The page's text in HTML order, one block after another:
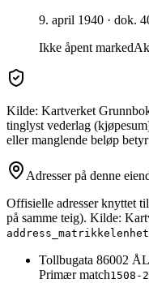
9. april 1940 · dok.
Ikke åpent marked
Kilde: Kartverket
tinglyst vederlag
eller manglende beløp
Adresser på denne
Offisielle adresser knyttet
på samme teig). Kilde:
address_matrikkelenhet
Tollbugata 86002
Primær match1508-